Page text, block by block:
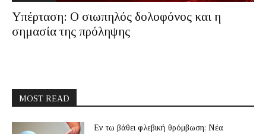
Υπέρταση: Ο σιωπηλός δολοφόνος και η
σημασία της πρόληψης
MOST READ
Εν τω βάθει φλεβική θρόμβωση: Νέα